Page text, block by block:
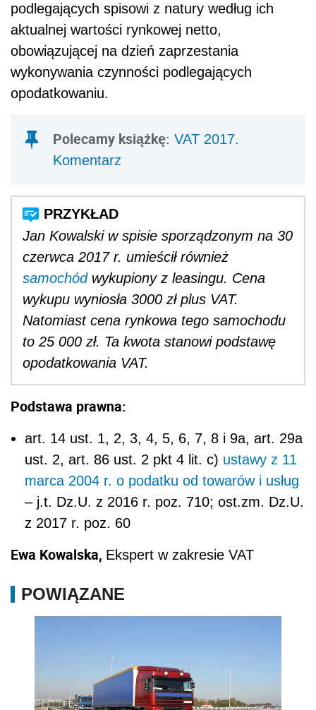
podlegających spisowi z natury według ich
aktualnej wartości rynkowej netto,
obowiązującej na dzień zaprzestania
wykonywania czynności podlegających
opodatkowaniu.
Polecamy książkę: VAT 2017.
Komentarz
Jan Kowalski w spisie sporządzonym na 30
czerwca 2017 r. umieścił również
samochódwykupiony z leasingu. Cena
wykupu wyniosła 3000 zł plus VAT.
Natomiast cena rynkowa tego samochodu
to 25 000 zł. Ta kwota stanowi podstawę
opodatkowania VAT.
Podstawa prawna:
art. 14 ust. 1, 2, 3, 4, 5, 6, 7, 8 i 9a, art. 29a
ust. 2, art. 86 ust. 2 pkt 4 lit. c) ustawy z 11
marca 2004 r. o podatku od towarów i usług
– j.t. Dz.U. z 2016 r. poz. 710; ost.zm. Dz.U.
z 2017 r. poz. 60
Ewa Kowalska, Ekspert w zakresie VAT
POWIĄZANE